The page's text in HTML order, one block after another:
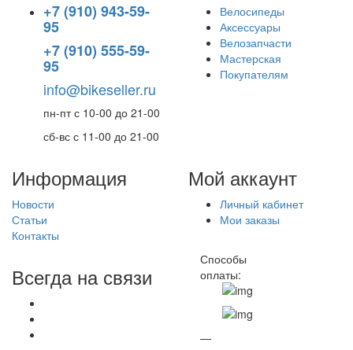
+7 (910) 943-59-
95
+7 (910) 555-59-
95
info@bikeseller.ru
пн-пт с 10-00 до 21-00
сб-вс с 11-00 до 21-00
Велосипеды
Аксессуары
Велозапчасти
Мастерская
Покупателям
Информация
Новости
Статьи
Контакты
Мой аккаунт
Личный кабинет
Мои заказы
Всегда на связи
Способы
оплаты:
—